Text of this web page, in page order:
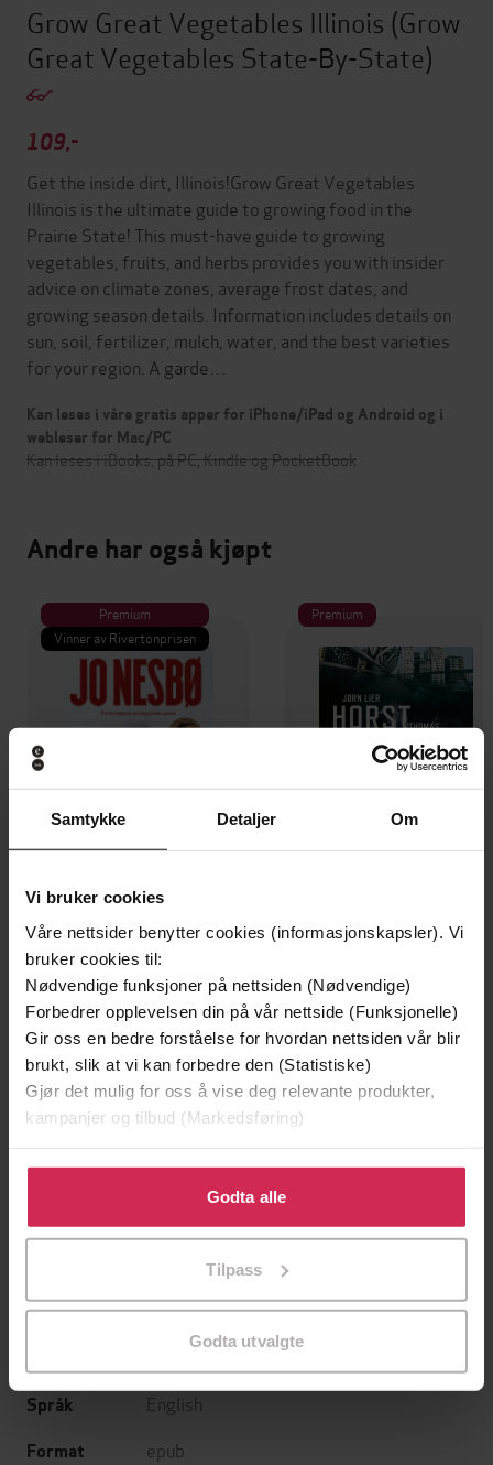
Samtykke Detaljer Om
Vi bruker cookies
Våre nettsider benytter cookies (informasjonskapsler). Vi
bruker cookies til:
Nødvendige funksjoner på nettsiden (Nødvendige)
Forbedrer opplevelsen din på vår nettside (Funksjonelle)
Gir oss en bedre forståelse for hvordan nettsiden vår blir
brukt, slik at vi kan forbedre den (Statistiske)
Gjør det mulig for oss å vise deg relevante produkter,
kampanjer og tilbud (Markedsføring)
Klikk på «Godta alle» for å gi oss ditt samtykke til å
bruke cookies for alle disse formålene. Du kan også
tilpasse ditt samtykke til spesifikke formål ved å klikke
Godta alle
Tilpass
Godta utvalgte
Grow Great Vegetables Illinois (Grow
Great Vegetables State-By-State)
109,-
Get the inside dirt, Illinois!Grow Great Vegetables
Illinois is the ultimate guide to growing food in the
Prairie State! This must-have guide to growing
vegetables, fruits, and herbs provides you with insider
advice on climate zones, average frost dates, and
growing season details. Information includes details on
sun, soil, fertilizer, mulch, water, and the best varieties
for your region. A garde…
Kan leses i våre gratis apper for iPhone/iPad og Android og i
webleser for Mac/PC
Kan leses i iBooks, på PC, Kindle og PocketBook
Andre har også kjøpt
Premium
Vinner av Rivertonprisen
199,-
Minnesota
Jo Nesbø
EBOK
Premium
349,-
Utskudd
Jørn Lier Horst
EBOK
Timber Press
Utgitt 24.03.2024
Hus og hage Dokumentar og fakta
Hobby og fritid
Grow Great Vegetables State-By-State
Språk English
Format epub